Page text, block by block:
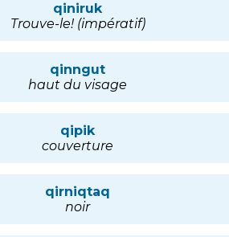
qiniruk
Trouve-le! (impératif)
qinngut
haut du visage
qipik
couverture
qirniqtaq
noir